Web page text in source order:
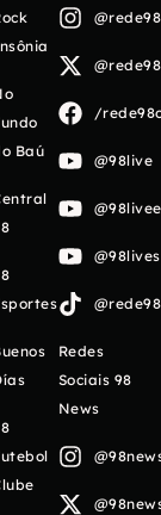
Baú
/
@98live
Redes
Sociais 98
News